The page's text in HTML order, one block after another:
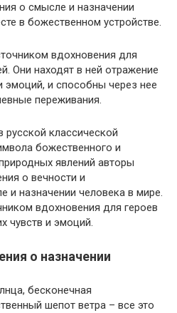
о смысле и назначении
в божественном устройстве.
вдохновения для
Они находят в ней отражение
эмоций, и способны через нее
переживания.
классической
божественного и
явлений авторы
о вечности и
и назначении человека в мире.
вдохновения для героев
чувств и эмоций.
о назначении
бесконечная
шепот ветра – все это